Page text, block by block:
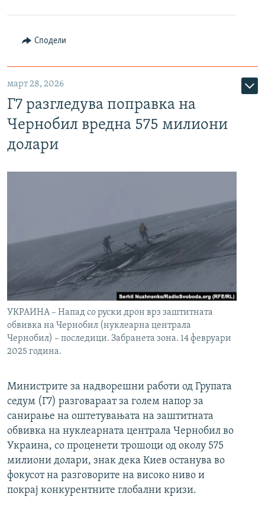
Сподели
март 28, 2026
Г7 разгледува поправка на
Чернобил вредна 575 милиони
долари
УКРАИНА – Напад со руски дрон врз заштитната
обвивка на Чернобил (нуклеарна централа
Чернобил) – последици. Забранета зона. 14 февруари
2025 година.
Министрите за надворешни работи од Групата
седум (Г7) разговараат за голем напор за
санирање на оштетувањата на заштитната
обвивка на нуклеарната централа Чернобил во
Украина, со проценети трошоци од околу 575
милиони долари, знак дека Киев останува во
фокусот на разговорите на високо ниво и
покрај конкурентните глобални кризи.